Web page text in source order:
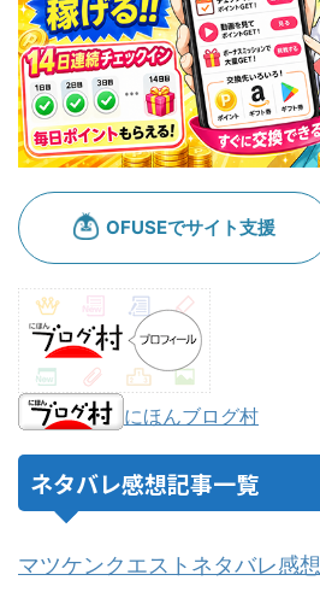
にほんブログ村
ネタバレ感想記事一覧
マツケンクエストネタバレ感想